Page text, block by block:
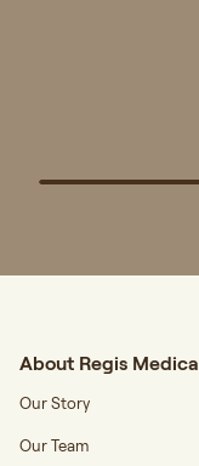
About Regis
Our Story
Our Team